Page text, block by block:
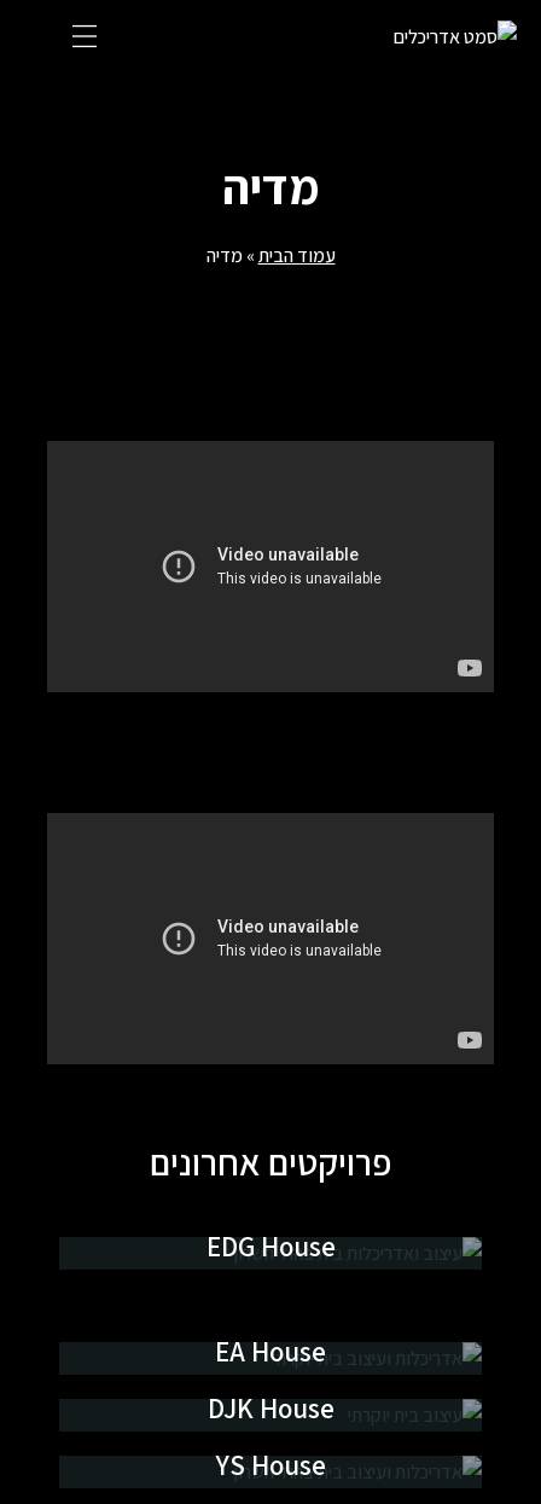
Skip
מדיה
עמוד הבית»מדיה
פרויקטים אחרונים
EDG House
אדריכלות ועיצוב פנים
אדריכלות ועיצוב פנים
EA House
אדריכלות ועיצוב פנים
DJK House
אדריכלות ועיצוב פנים
YS House